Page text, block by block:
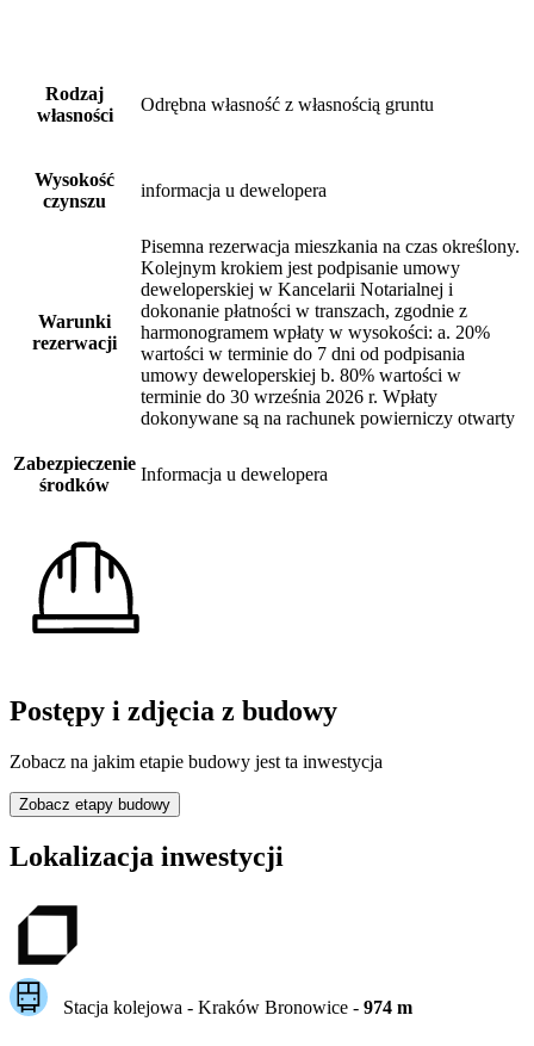
Rodzaj
własności
Odrębna własność z własnością gruntu
Wysokość
czynszu
informacja u dewelopera
Warunki
rezerwacji
Pisemna rezerwacja mieszkania na czas określony.
Kolejnym krokiem jest podpisanie umowy
deweloperskiej w Kancelarii Notarialnej i
dokonanie płatności w transzach, zgodnie z
harmonogramem wpłaty w wysokości: a. 20%
wartości w terminie do 7 dni od podpisania
umowy deweloperskiej b. 80% wartości w
terminie do 30 września 2026 r. Wpłaty
dokonywane są na rachunek powierniczy otwarty
Zabezpieczenie
środków
Informacja u dewelopera
Postępy i zdjęcia z budowy
Zobacz na jakim etapie budowy jest ta inwestycja
Zobacz etapy budowy
Lokalizacja inwestycji
Stacja kolejowa - Kraków Bronowice- 974m